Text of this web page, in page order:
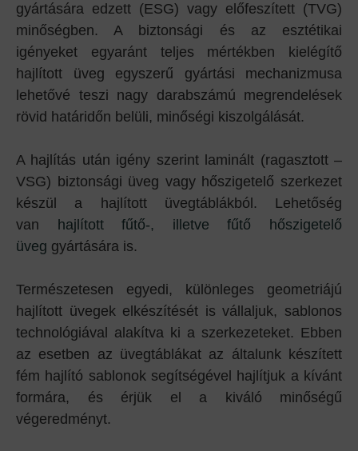
gyártására edzett (ESG) vagy előfeszített (TVG)
minőségben. A biztonsági és az esztétikai
igényeket egyaránt teljes mértékben kielégítő
hajlított üveg egyszerű gyártási mechanizmusa
lehetővé teszi nagy darabszámú megrendelések
rövid határidőn belüli, minőségi kiszolgálását.
A hajlítás után igény szerint laminált (ragasztott –
VSG) biztonsági üveg vagy hőszigetelő szerkezet
készül a hajlított üvegtáblákból. Lehetőség
van
hajlított fűtő-, illetve fűtő hőszigetelő
üveg gyártására is.
Természetesen egyedi, különleges geometriájú
hajlított üvegek elkészítését is vállaljuk, sablonos
technológiával alakítva ki a szerkezeteket. Ebben
az esetben az üvegtáblákat az általunk készített
fém hajlító sablonok segítségével hajlítjuk a kívánt
formára, és érjük el a kiváló minőségű
végeredményt.